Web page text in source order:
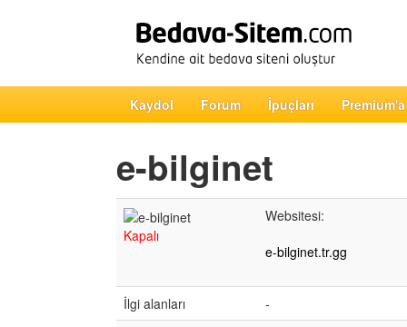
Kaydol Forum İpuçları
e-bilginet
Kapalı
Websitesi:
e-bilginet.tr.gg
İlgi alanları
-